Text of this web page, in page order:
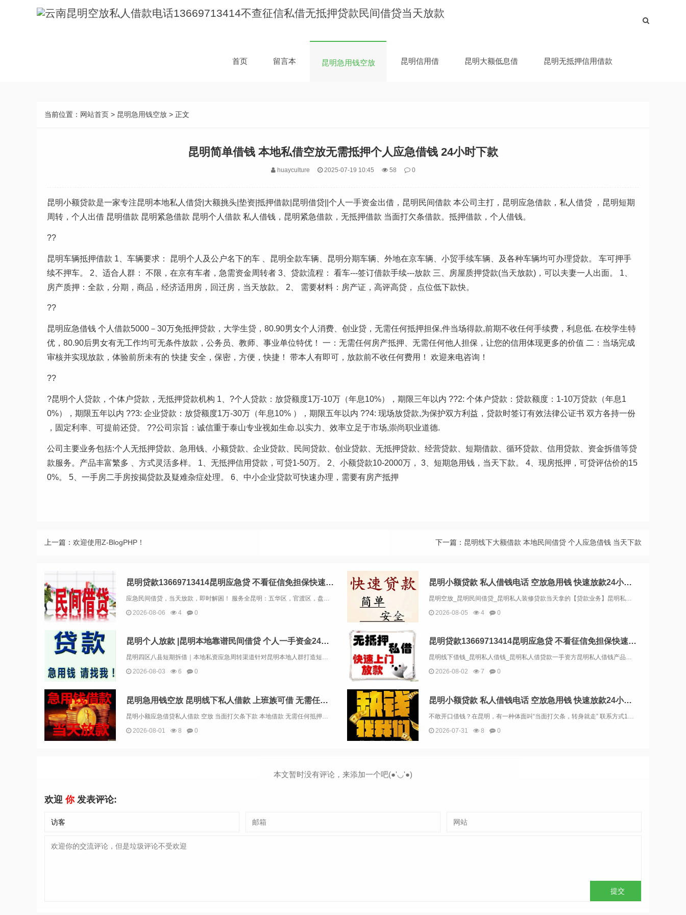
首页 留言本 昆明急用钱空放 昆明信用借 昆明大额低息借 昆明无抵押信用借款
昆明急用钱空放
当前位置： 网站首页 > 昆明急用钱空放 > 正文
昆明简单借钱 本地私借空放无需抵押个人应急借钱 24小时下款
huayculture 2025-07-19 10:45 58 0
昆明小额贷款是一家专注昆明本地私人借贷|大额挑头|垫资|抵押借款|昆明借贷||个人一手资金出借，昆明民间借款 本公司主打，昆明应急借款，私人借贷 ，昆明短期
周转，个人出借 昆明借款 昆明紧急借款 昆明个人借款 私人借钱，昆明紧急借款，无抵押借款 当面打欠条借款。抵押借款，个人借钱。
??
昆明车辆抵押借款 1、车辆要求： 昆明个人及公户名下的车 、昆明全款车辆、昆明分期车辆、外地在京车辆、小贸手续车辆、及各种车辆均可办理贷款。 车可押手
续不押车。 2、适合人群： 不限，在京有车者，急需资金周转者 3、贷款流程： 看车---签订借款手续---放款 三、房屋质押贷款(当天放款)，可以夫妻一人出面。 1、
房产质押：全款，分期，商品，经济适用房，回迁房，当天放款。 2、 需要材料：房产证，高评高贷， 点位低下款快。
??
昆明应急借钱 个人借款5000－30万免抵押贷款，大学生贷，80.90男女个人消费、创业贷，无需任何抵押担保,件当场得款,前期不收任何手续费，利息低. 在校学生特
优，80.90后男女有无工作均可无条件放款，公务员、教师、事业单位特优！ 一：无需任何房产抵押、无需任何他人担保，让您的信用体现更多的价值 二：当场完成
审核并实现放款，体验前所未有的 快捷 安全，保密，方便，快捷！ 带本人有即可，放款前不收任何费用！ 欢迎来电咨询！
??
?昆明个人贷款，个体户贷款，无抵押贷款机构 1、?个人贷款：放贷额度1万-10万（年息10%），期限三年以内 ??2: 个体户贷款：贷款额度：1-10万贷款（年息1
0%），期限五年以内 ??3: 企业贷款：放贷额度1万-30万（年息10% ），期限五年以内 ??4: 现场放贷款,为保护双方利益，贷款时签订有效法律公证书 双方各持一份
，固定利率、可提前还贷。 ??公司宗旨：诚信重于泰山专业视如生命.以实力、效率立足于市场,崇尚职业道德.
公司主要业务包括:个人无抵押贷款、急用钱、小额贷款、企业贷款、民间贷款、创业贷款、无抵押贷款、经营贷款、短期借款、循环贷款、信用贷款、资金拆借等贷
款服务。产品丰富繁多 、方式灵活多样。 1、无抵押信用贷款，可贷1-50万。 2、小额贷款10-2000万， 3、短期急用钱，当天下款。 4、现房抵押，可贷评估价的15
0%。 5、一手房二手房按揭贷款及疑难杂症处理。 6、中小企业贷款可快速办理，需要有房产抵押
上一篇： 欢迎使用Z-BlogPHP！ 下一篇： 昆明线下大额借款 本地民间借贷 个人应急借钱 当天下款
昆明贷款13669713414昆明应急贷 不看征信免担保快速借钱
2026-08-06
4 0
昆明小额贷款 私人借钱电话 空放急用钱 快速放款24小时上门放款
2026-08-05
4 0
昆明个人放款 |昆明本地靠谱民间借贷 个人一手资金24小时下款
昆明四区八县短期拆借｜本地私资应急周转渠道针对昆明本地人群打造短期资金方案，本地人、长期在昆务工创业者均可咨询。主推：个人信用短期周转、商铺经营周转、房产辅助融资。无需繁琐银行材料，面谈评估资质，合适即可快速安排。郑重说明：无砍头息、无隐形...
2026-08-03
6 0
昆明贷款13669713414昆明应急贷 不看征信免担保快速借钱
昆明线下借钱_昆明私人借钱_昆明私人借贷款一手资方昆明私人借钱产品介绍及条件：昆明小微贷款：如果您拥有稳定的现金流业务收入，例如开工厂、餐饮或生鲜超市，我们将为您提供小微贷款支持。昆明企业贷款：如果您是企业主，根据您的纳税情况，您可以申请企...
2026-08-02
7 0
昆明急用钱空放 昆明线下私人借款 上班族可借 无需任何抵押
昆明小额应急借贷私人借款 空放 当面打欠条下款 本地借款 无需任何抵押。昆明应急借贷，因为不管我们想充话费还是电费，手机都能帮我们。因为即使需要借钱，一部手机也能解决问题。最近有朋友问我找昆明金凯金融公司借钱有什么好处，下面小编带你看一看。...
2026-08-01
8 0
昆明小额贷款 私人借钱电话 空放急用钱 快速放款24小时上门放款
不敢开口借钱？在昆明，有一种体面叫“当面打欠条，转身就走” 联系方式13669713414在这个社会，借钱是一件极其考验人际关系的事。尤其是对于社恐人群来说，光是想想开口借钱时的尴尬、被拒绝后的难堪，就已经让人窒息了。更别提那些网贷平台无休...
2026-07-31
8 0
本文暂时没有评论，来添加一个吧(●'◡'●)
欢迎你发表评论: